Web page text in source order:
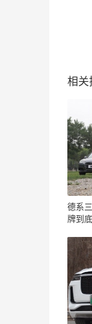
相关
德系
牌到